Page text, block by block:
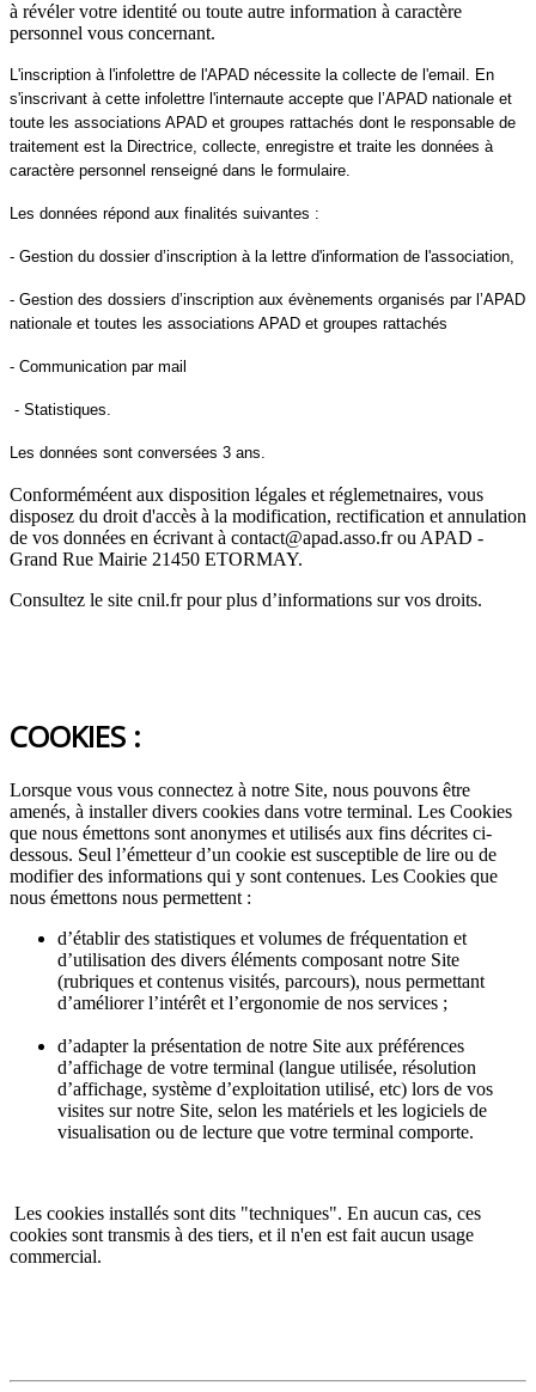
à révéler votre identité ou toute autre information à caractère
personnel vous concernant.
L'inscription à l'infolettre de l'APAD nécessite la collecte de l'email. En
s'inscrivant à cette infolettre l'internaute accepte que l’APAD nationale et
toute les associations APAD et groupes rattachés dont le responsable de
traitement est la Directrice, collecte, enregistre et traite les données à
caractère personnel renseigné dans le formulaire.
Les données répond aux finalités suivantes :
- Gestion du dossier d’inscription à la lettre d'information de l'association,
- Gestion des dossiers d’inscription aux évènements organisés par l’APAD
nationale et toutes les associations APAD et groupes rattachés
- Communication par mail
- Statistiques.
Les données sont conversées 3 ans.
Conforméméent aux disposition légales et réglemetnaires, vous
disposez du droit d'accès à la modification, rectification et annulation
de vos données en écrivant à contact@apad.asso.fr ou APAD -
Grand Rue Mairie 21450 ETORMAY.
Consultez le site cnil.fr pour plus d’informations sur vos droits.
COOKIES :
Lorsque vous vous connectez à notre Site, nous pouvons être
amenés, à installer divers cookies dans votre terminal. Les Cookies
que nous émettons sont anonymes et utilisés aux fins décrites ci-
dessous. Seul l’émetteur d’un cookie est susceptible de lire ou de
modifier des informations qui y sont contenues. Les Cookies que
nous émettons nous permettent :
d’établir des statistiques et volumes de fréquentation et
d’utilisation des divers éléments composant notre Site
(rubriques et contenus visités, parcours), nous permettant
d’améliorer l’intérêt et l’ergonomie de nos services ;
d’adapter la présentation de notre Site aux préférences
d’affichage de votre terminal (langue utilisée, résolution
d’affichage, système d’exploitation utilisé, etc) lors de vos
visites sur notre Site, selon les matériels et les logiciels de
visualisation ou de lecture que votre terminal comporte.
Les cookies installés sont dits "techniques". En aucun cas, ces
cookies sont transmis à des tiers, et il n'en est fait aucun usage
commercial.